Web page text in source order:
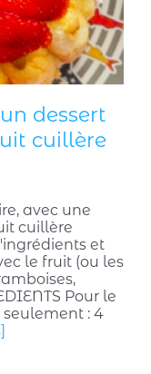
dessert
cuillère
avec une
cuillère
et
le fruit (ou les
Pour le
seulement : 4